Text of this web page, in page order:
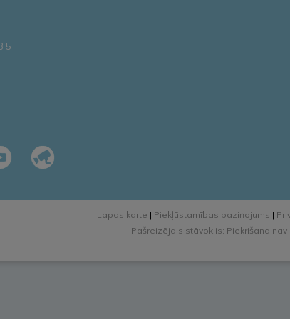
5
Lapas karte | Piekļūstamības paziņojums |
Pašreizējais stāvoklis: Piekrišana nav